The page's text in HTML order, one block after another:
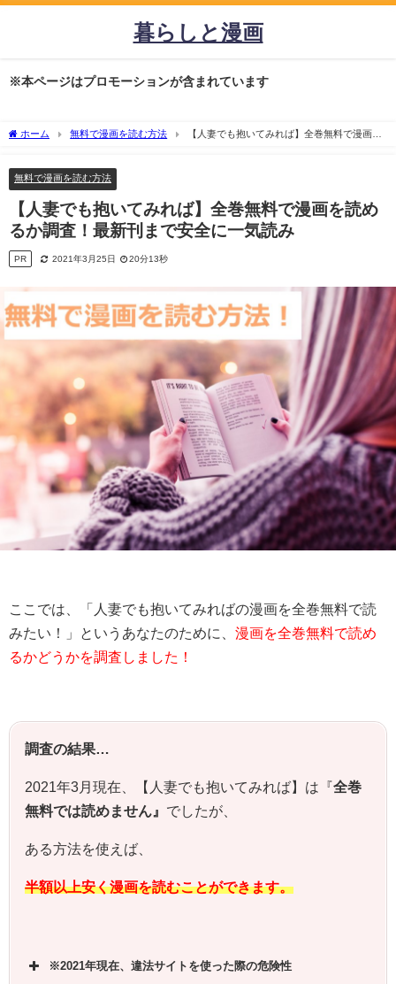
暮らしと漫画
※本ページはプロモーションが含まれています
ホーム 無料で漫画を読む方法
【人妻でも抱いてみれば】全巻無料で漫画を
無料で漫画を読む方法
【人妻でも抱いてみれば】全巻無料で漫画を読め
るか調査！最新刊まで安全に一気読み
PR 2021年3月25日 20分13秒
ここでは、「人妻でも抱いてみればの漫画を全巻無料で読
みたい！」というあなたのために、 漫画を全巻無料で読め
るかどうかを調査しました！
調査の結果…
2021年3月現在、【人妻でも抱いてみれば】は『全巻
無料では読めません』 でしたが、
ある方法を使えば、
半額以上安く漫画を読むことができます。
※2021年現在、違法サイトを使った際の危険性